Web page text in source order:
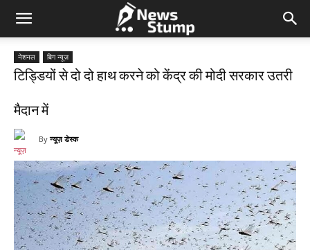
नेशनल बिग न्यूज़
टिड्डियों से दो दो हाथ करने को केंद्र की मोदी सरकार उतरी
मैदान में
By न्यूज़ डेस्क